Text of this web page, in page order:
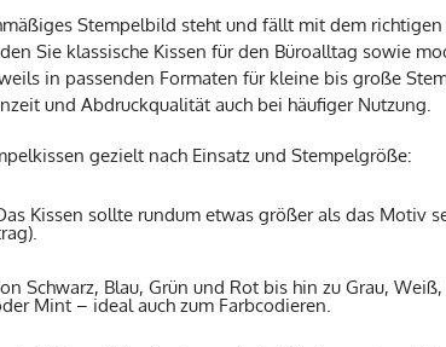
Stempelbild steht und fällt mit dem richtigen
Sie klassische Kissen für den Büroalltag sowie
in passenden Formaten für kleine bis große
und Abdruckqualität auch bei häufiger Nutzung.
gezielt nach Einsatz und Stempelgröße:
Kissen sollte rundum etwas größer als das Motiv
Schwarz, Blau, Grün und Rot bis hin zu Grau,
Mint – ideal auch zum Farbcodieren.